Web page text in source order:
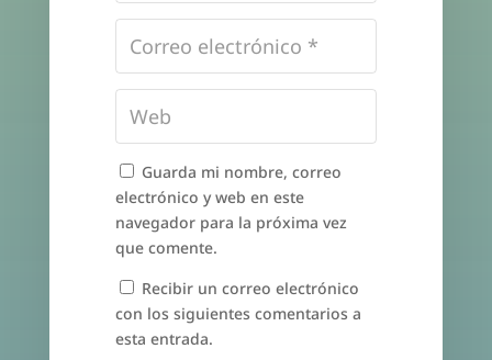
Guarda mi nombre, correo
electrónico y web en este
navegador para la próxima vez
que comente.
Recibir un correo electrónico
con los siguientes comentarios a
esta entrada.